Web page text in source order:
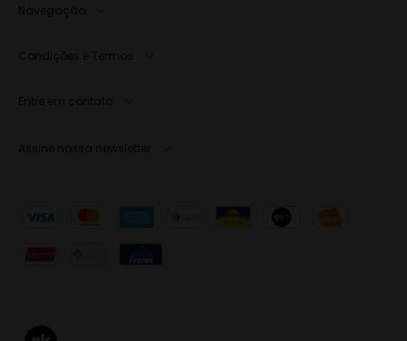
Navegação
Condições e Termos
Entre em contato
Assine nossa newsletter